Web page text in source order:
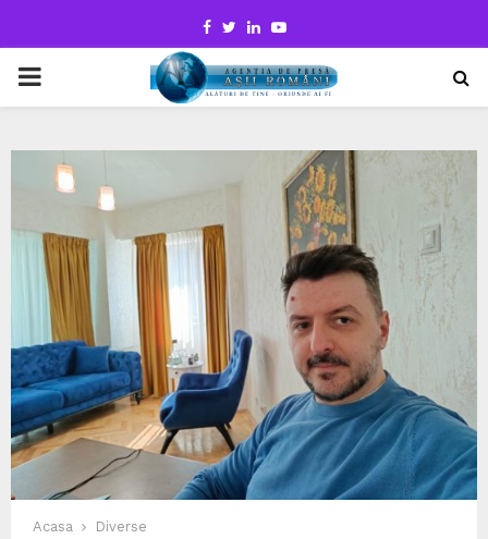
Facebook
TwitterLinkedinYoutube
PRIMARY
Acasa
Diverse